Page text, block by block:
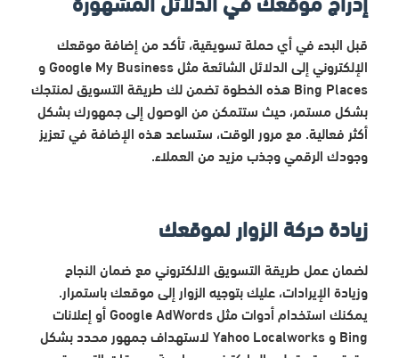
قبل البدء في أي حملة تسويقية، تأكد من إضافة موقعك
الإلكتروني إلى الدلائل الشائعة مثل Google My Business و
Bing Places هذه الخطوة تضمن لك طريقة التسويق لمنتجك
بشكل مستمر، حيث ستتمكن من الوصول إلى جمهورك بشكل
أكثر فعالية. مع مرور الوقت، ستساعد هذه الإضافة في تعزيز
وجودك الرقمي وجذب مزيد من العملاء.
زيادة حركة الزوار لموقعك
لضمان عمل طريقة التسويق الالكتروني مع ضمان النجاح
وزيادة الإيرادات، عليك بتوجيه الزوار إلى موقعك باستمرار.
يمكنك استخدام أدوات مثل Google AdWords أو إعلانات
Bing و Yahoo Localworks لاستهداف جمهور محدد بشكل